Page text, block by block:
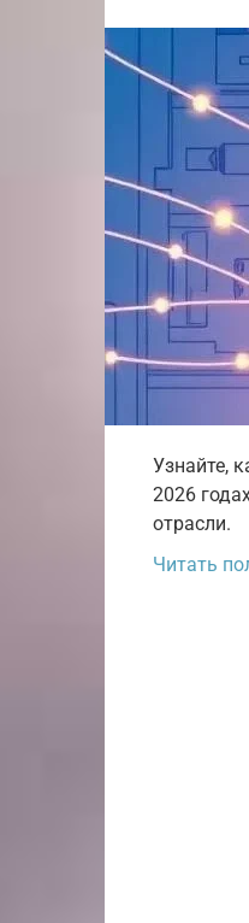
Узнайте,
2026
отрасли.
Читать